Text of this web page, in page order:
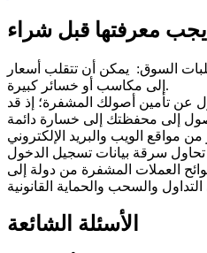
السوق: يمكن أن تتقلب أسعار Rayls بسرعة، مما قد يؤدي
إلى مكاسب أو خسائر كبيرة.
عن تأمين أصولك المشفرة؛ إذ قد
من مواقع الويب والبريد الإلكتروني
العملات المشفرة من دولة إلى
الأسئلة الشائعة